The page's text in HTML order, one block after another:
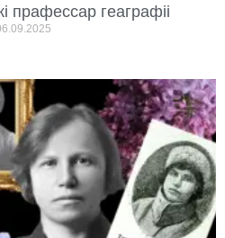
прафессар геаграфіі